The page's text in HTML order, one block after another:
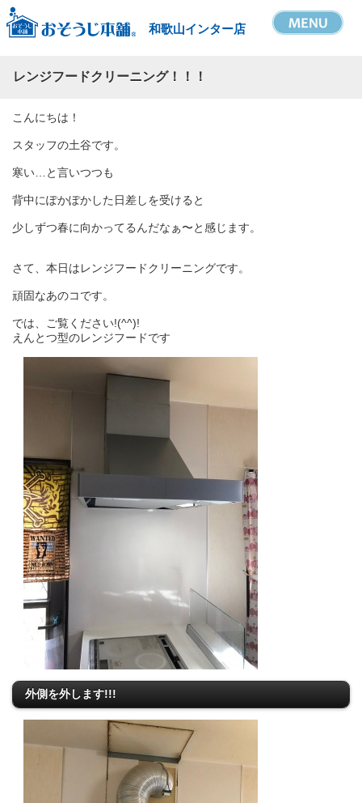
和歌山インター店
レンジフードクリーニング！！！
こんにちは！
スタッフの土谷です。
寒い…と言いつつも
背中にぽかぽかした日差しを受けると
少しずつ春に向かってるんだなぁ〜と感じます。
さて、本日はレンジフードクリーニングです。
頑固なあのコです。
では、ご覧ください!(^^)!
えんとつ型のレンジフードです
外側を外します!!!